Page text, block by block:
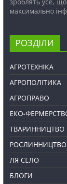
максимально
РОЗДІЛИ
АГРОТЕХНІКА
АГРОПОЛІТИКА
АГРОПРАВО
ЕКО-
ТВАРИННИЦТВО
РОСЛИННИЦТВО
ЛЯ СЕЛО
БЛОГИ